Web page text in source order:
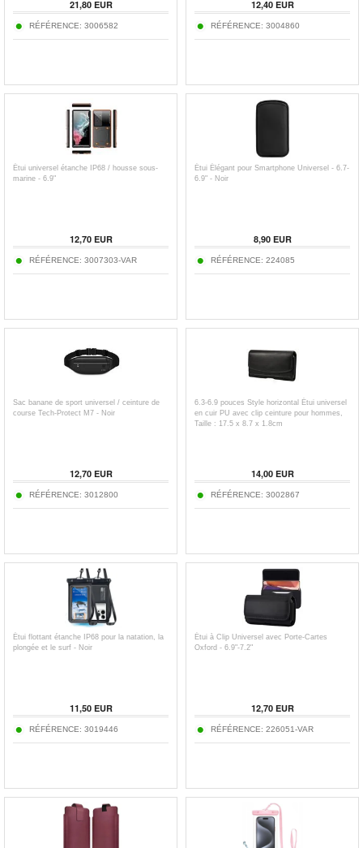
21,80EUR
RÉFÉRENCE: 3006582
12,40EUR
RÉFÉRENCE: 3004860
Étui universel étanche IP68 / housse sous-
marine - 6.9"
12,70EUR
RÉFÉRENCE: 3007303-VAR
Étui Élégant pour Smartphone Universel - 6.7-
6.9" - Noir
8,90EUR
RÉFÉRENCE: 224085
Sac banane de sport universel / ceinture de
course Tech-Protect M7 - Noir
12,70EUR
RÉFÉRENCE: 3012800
6.3-6.9 pouces Style horizontal Étui universel
en cuir PU avec clip ceinture pour hommes,
Taille : 17.5 x 8.7 x 1.8cm
14,00EUR
RÉFÉRENCE: 3002867
Étui flottant étanche IP68 pour la natation, la
plongée et le surf - Noir
11,50EUR
RÉFÉRENCE: 3019446
Étui à Clip Universel avec Porte-Cartes
Oxford - 6.9"-7.2"
12,70EUR
RÉFÉRENCE: 226051-VAR